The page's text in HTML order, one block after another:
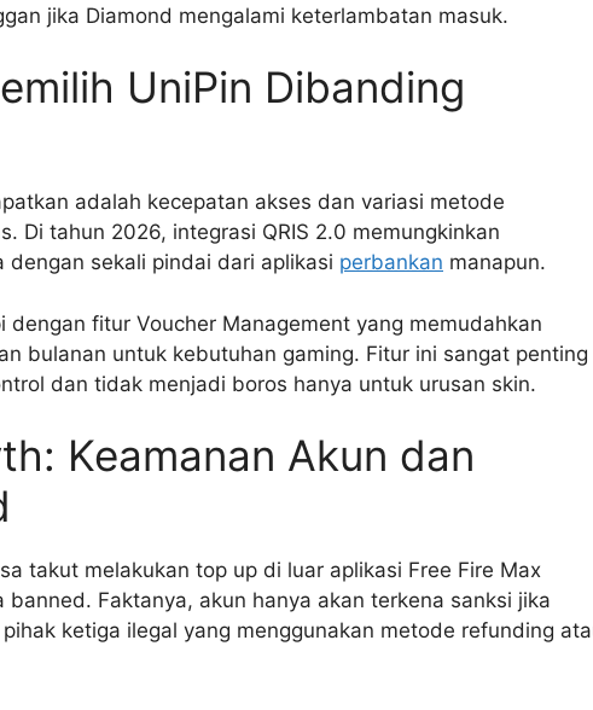
jika Diamond mengalami keterlambatan masuk.
UniPin Dibanding
adalah kecepatan akses dan variasi metode
Di tahun 2026, integrasi QRIS 2.0 memungkinkan
dengan sekali pindai dari aplikasi perbankan manapun.
dengan fitur Voucher Management yang memudahkan
bulanan untuk kebutuhan gaming. Fitur ini sangat penting
dan tidak menjadi boros hanya untuk urusan skin.
Keamanan Akun dan
takut melakukan top up di luar aplikasi Free Fire Max
banned. Faktanya, akun hanya akan terkena sanksi jika
ketiga ilegal yang menggunakan metode refunding